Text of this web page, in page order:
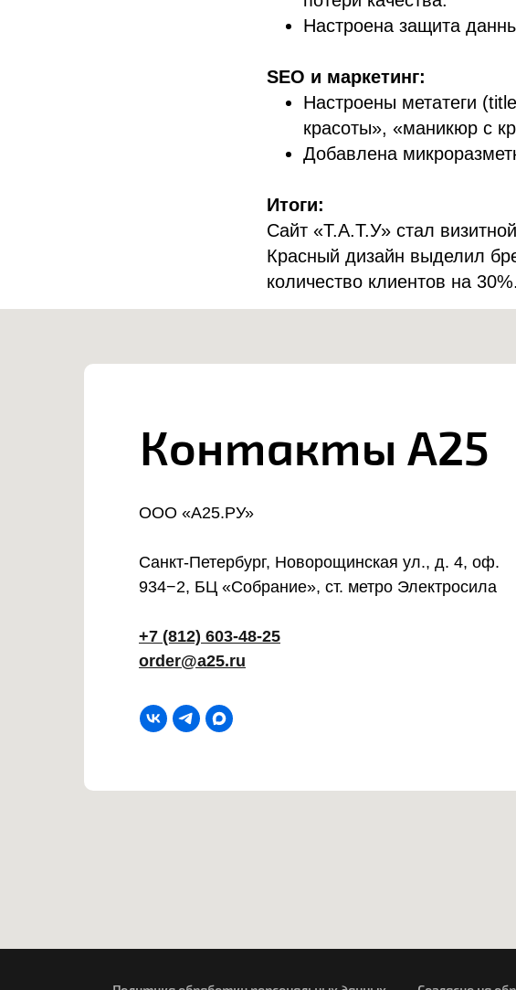
Настроена защита
SEO и маркетинг:
Настроены метатеги
красоты», «маникюр с
Добавлена
Итоги:
Сайт «Т.А.Т.У» стал
Красный дизайн выделил
количество клиентов на 30%.
Контакты А25
ООО «А25.РУ»
Санкт-Петербург, Новорощинская ул., д. 4, оф.
934−2, БЦ «Собрание», ст. метро Электросила
+7 (812) 603-48-25
order@a25.ru